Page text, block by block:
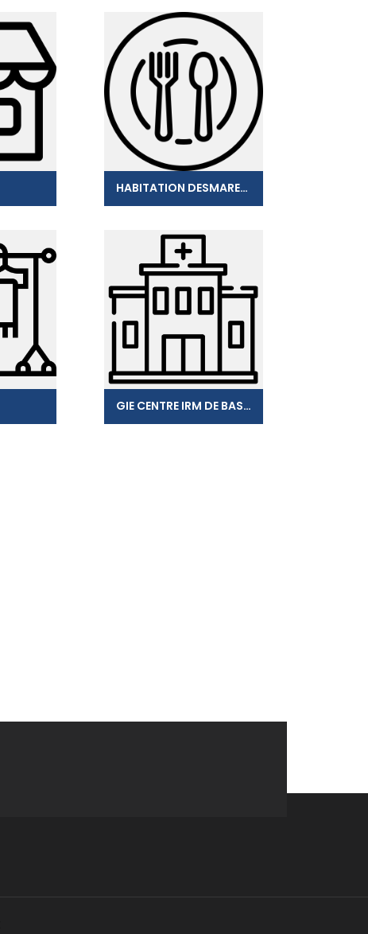
HABITATION DESMARETS
GIE CENTRE IRM DE BASSE-TERRE